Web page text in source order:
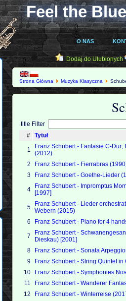
Feel the
O NAS
Dodaj do Ulubionych
Strona Główna Muzyka Klasyczna
title Filter
#
Tytuł
1
Franz Schubert - Fantasie C-
(2012)
2
Franz Schubert - Fierrabras
3
Franz Schubert - Goethe-Lieder
4
Franz Schubert - Impromptus
[1997]
5
Franz Schubert - Lieder
Webern (2015)
6
Franz Schubert - Piano for 4
7
Franz Schubert -
Dieskau) [2001]
8
Franz Schubert - Sonata
9
Franz Schubert - String Quintet
10
Franz Schubert - Symphonies
11
Franz Schubert - Wanderer
12
Franz Schubert - Winterreise